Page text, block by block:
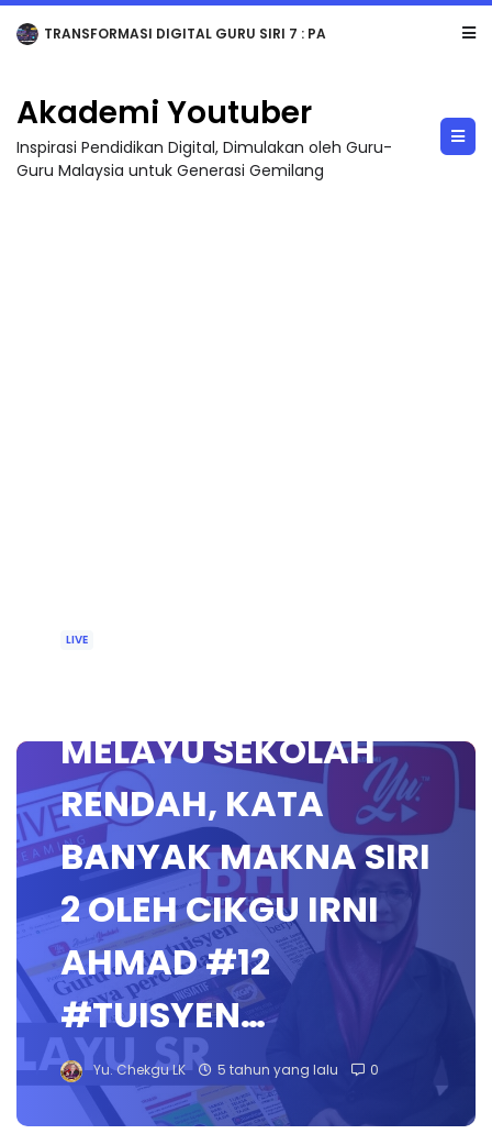
TRANSFORMASI DIGITAL GURU SIRI 7 : PAHLAWAN DIGITAL PENYELAMAT DUNIA
Akademi Youtuber
Inspirasi Pendidikan Digital, Dimulakan oleh Guru-
Guru Malaysia untuk Generasi Gemilang
LIVE
MELAYU SEKOLAH
RENDAH, KATA
BANYAK MAKNA SIRI
2 OLEH CIKGU IRNI
AHMAD #12
#TUISYEN…
Yu. Chekgu LK 5 tahun yang lalu 0